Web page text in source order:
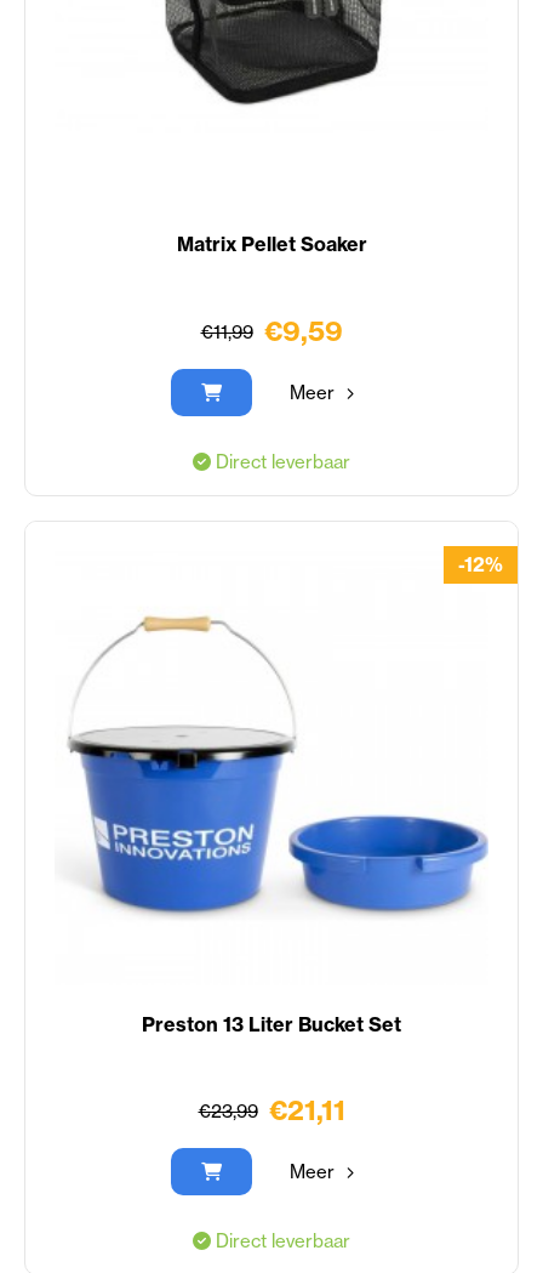
Matrix Pellet Soaker
€11,99 €9,59
Meer
Direct leverbaar
Preston 13 Liter Bucket Set
€23,99
-12%
€21,11
Meer
Direct leverbaar